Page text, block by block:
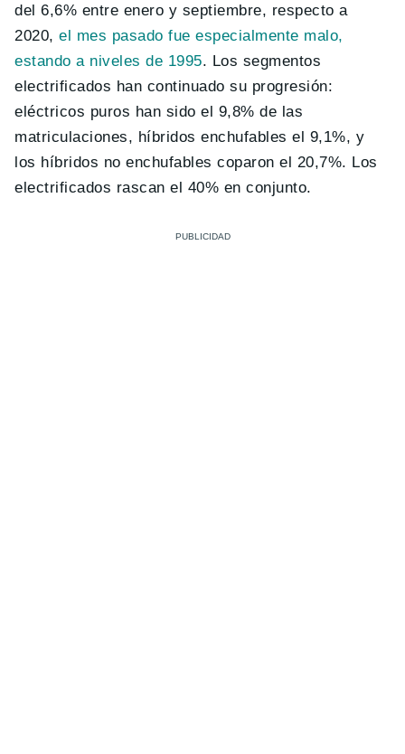
del 6,6% entre enero y septiembre, respecto a
2020,el mes pasado fue especialmente malo,
estando a niveles de 1995. Los segmentos
electrificados han continuado su progresión:
eléctricos puros han sido el 9,8% de las
matriculaciones, híbridos enchufables el 9,1%, y
los híbridos no enchufables coparon el 20,7%. Los
electrificados rascan el 40% en conjunto.